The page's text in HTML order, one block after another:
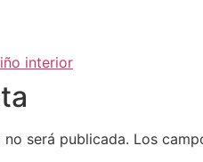
interior
será publicada. Los